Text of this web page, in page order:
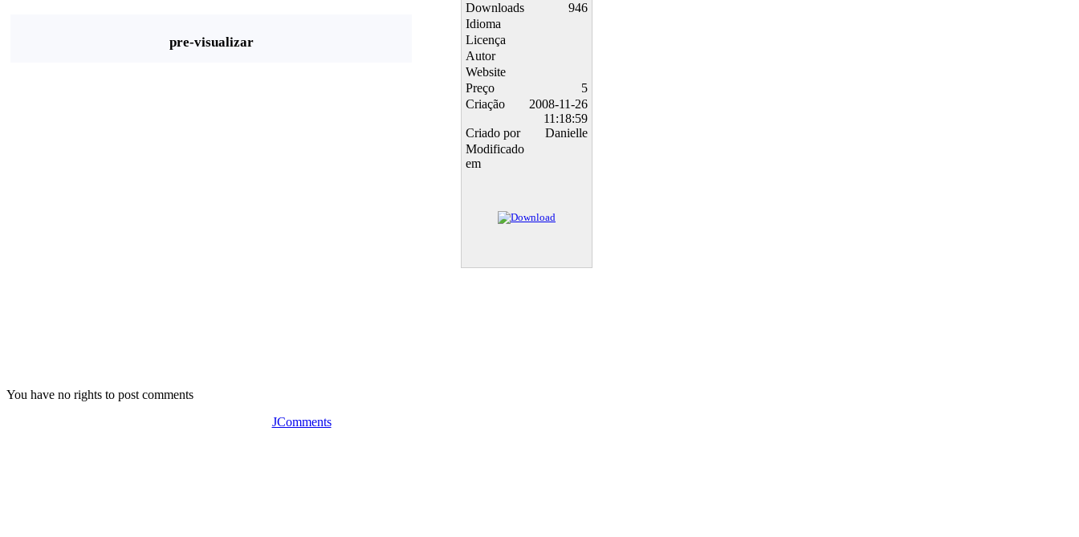
pre-visualizar
Downloads
946
Idioma
Licença
Autor
Website
Preço
5
Criação
2008-11-26
11:18:59
Criado por
Danielle
Modificado
em
You have no rights to post comments
JComments